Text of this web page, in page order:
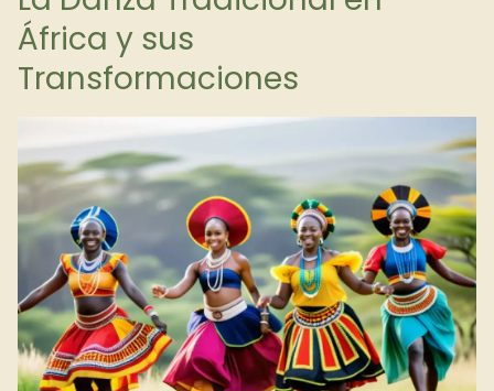
África y sus
Transformaciones